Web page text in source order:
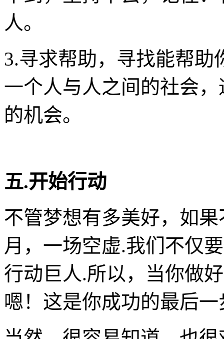
人。
3.寻求帮助，寻找能帮助
一个人与人之间的社会
的机会。
五.开始行动
不管梦想有多美好，如
月，一场空虚.我们不仅
行动巨人.所以，当你做
嗯！这是你成功的最后一